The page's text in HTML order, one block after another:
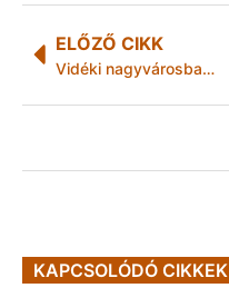
ELŐZŐ CIKK
Vidéki nagyvárosban is segít a CEDEK – ételosztás Miskolcon
KAPCSOLÓDÓ CIKKEK